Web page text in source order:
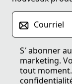
Courriel
S′ abonner
marketing.
tout